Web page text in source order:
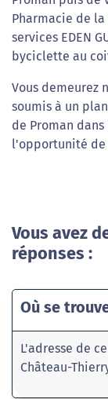
Pharmacie de
services EDEN
byciclette au
Vous demeurez
soumis à un
de Proman
l'opportunité de
Vous avez
réponses :
Où se
L'adresse de
Château-